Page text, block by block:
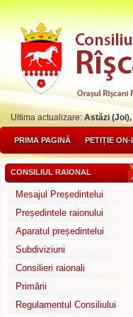
Ultima actualizare:Astăzi
PRIMA PAGINĂ PETIȚIE ON-
CONSILIUL RAIONAL
Mesajul Președintelui
Președintele raionului
Aparatul președintelui
Subdiviziuni
Consilieri raionali
Primării
Regulamentul Consiliului